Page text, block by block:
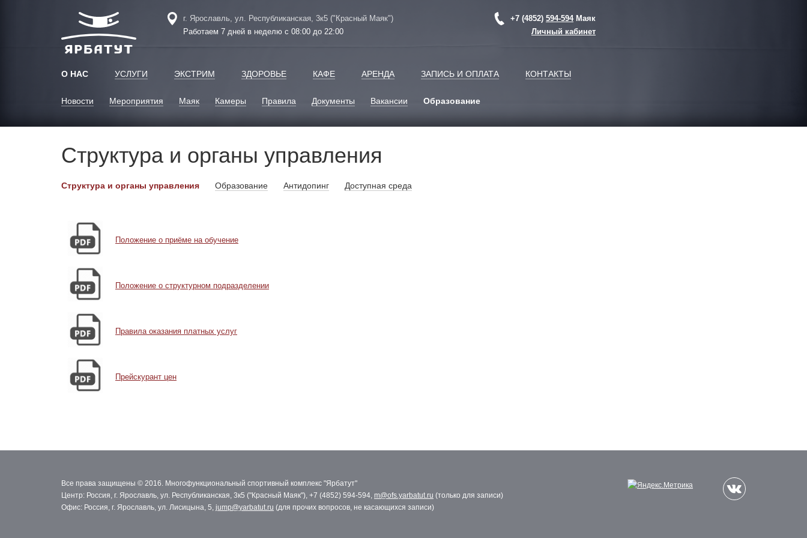
+7 (4852) 594-594Маяк
Личный кабинет
г. Ярославль, ул. Республиканская, 3к5 ("Красный Маяк")
Работаем 7 дней в неделю с 08:00 до 22:00
О НАС УСЛУГИ ЭКСТРИМ ЗДОРОВЬЕ КАФЕ АРЕНДА ЗАПИСЬ И ОПЛАТА КОНТАКТЫ
Новости Мероприятия Маяк Камеры Правила Документы Вакансии Образование
Структура и органы управления
Структура и органы управления Образование Антидопинг Доступная среда
Положение о приёме на обучение
Положение о структурном подразделении
Правила оказания платных услуг
Прейскурант цен
Все права защищены © 2016. Многофункциональный спортивный комплекс "Ярбатут"
Центр: Россия, г. Ярославль, ул. Республиканская, 3к5 ("Красный Маяк"), +7 (4852) 594-594, m@ofs.yarbatut.ru (только для записи)
Офис: Россия, г. Ярославль, ул. Лисицына, 5, jump@yarbatut.ru (для прочих вопросов, не касающихся записи)